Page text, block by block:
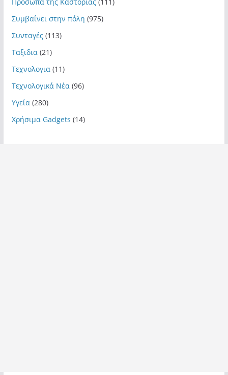
Συμβαίνει στην πόλη (975)
Συνταγές(113)
Ταξιδια (21)
Τεχνολογια (11)
Τεχνολογικά Νέα (96)
Υγεία (280)
Χρήσιμα Gadgets (14)